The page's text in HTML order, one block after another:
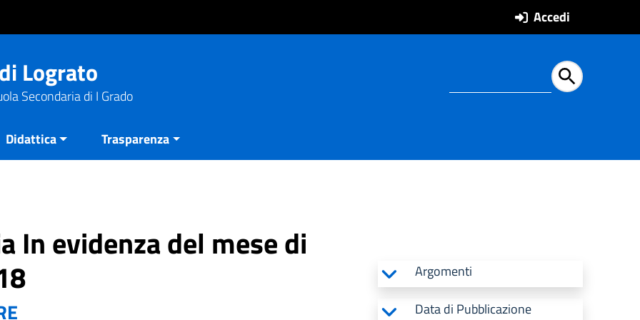
Accedi
Lograto
Secondaria di I Grado
Ricerca
Didattica Trasparenza
In evidenza del mese di
Argomenti
Data di Pubblicazione